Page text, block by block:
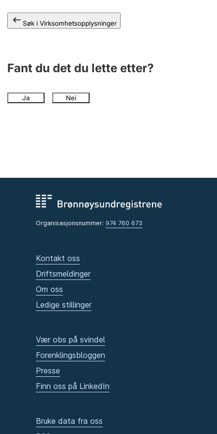
Søk i Virksomhetsopplysninger
Fant du det du lette etter?
Ja Nei
Organisasjonsnummer: 974 760 673
Kontakt oss
Driftsmeldinger
Om oss
Ledige stillinger
Vær obs på svindel
Forenklingsbloggen
Presse
Finn oss på LinkedIn
Bruke data fra oss